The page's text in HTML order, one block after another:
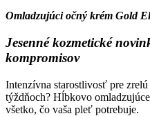
Omladzujúci očný krém Gold
Jesenné kozmetické
kompromisov
Intenzívna starostlivosť pre
týždňoch? Hĺbkovo omladzujúce
všetko, čo vaša pleť potrebuje.